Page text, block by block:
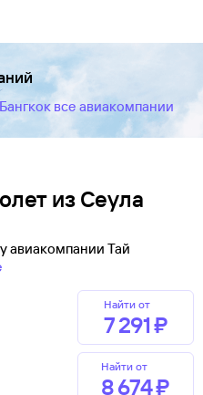
все авиакомпании
из Сеула
авиакомпании Тай
Найти от
7 ⁠291 ⁠₽
Найти от
8 ⁠674 ⁠₽